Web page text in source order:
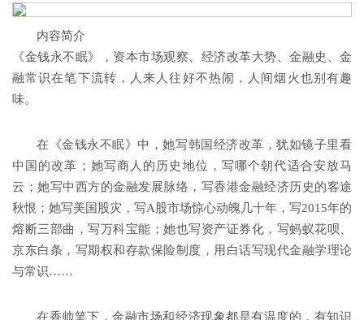
内容简介
《金钱永不眠》，资本市场观察、经济改革大势、金融史、金
融常识在笔下流转，人来人往好不热闹，人间烟火也别有趣
味。
在《金钱永不眠》中，她写韩国经济改革，犹如镜子里看
中国的改革；她写商人的历史地位，写哪个朝代适合安放马
云；她写中西方的金融发展脉络，写香港金融经济历史的客途
秋恨；她写美国股灾，写A股市场惊心动魄几十年，写2015年的
熔断三部曲，写万科宝能；她也写资产证券化，写蚂蚁花呗、
京东白条，写期权和存款保险制度，用白话写现代金融学理论
与常识……
在香帅笔下，金融市场和经济现象都是有温度的，有知识